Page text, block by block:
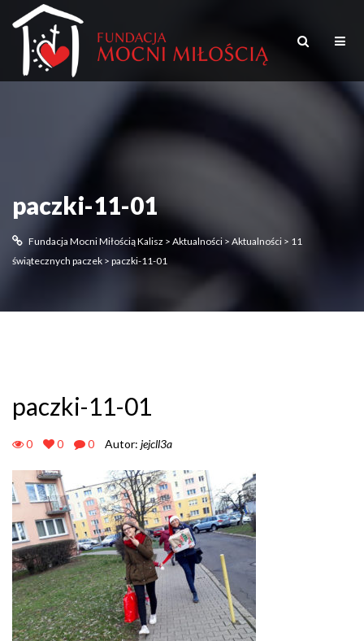
paczki-11-01
Fundacja Mocni Miłością Kalisz > Aktualności > Aktualności > 11
świątecznych paczek > paczki-11-01
paczki-11-01
0 0 0 Autor: jejcll3a